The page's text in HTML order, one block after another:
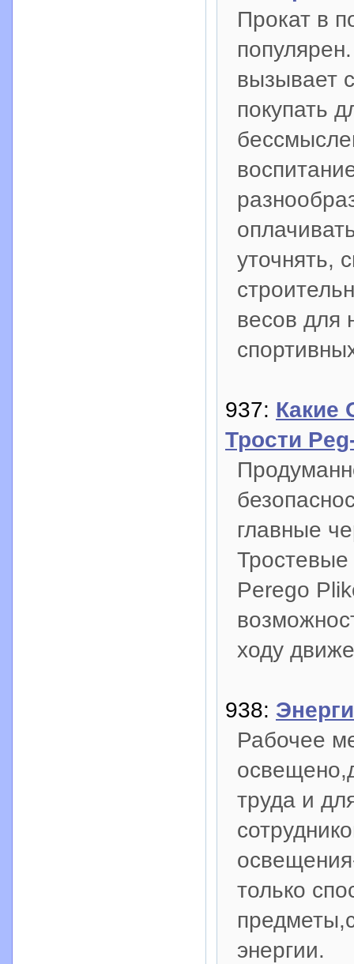
Прокат в
вызывает
покупать
уточнять,
весов для
937: Какие
Трости
главные
Тростевые
Perego
ходу
938:
Рабочее
труда и
только
энергии.